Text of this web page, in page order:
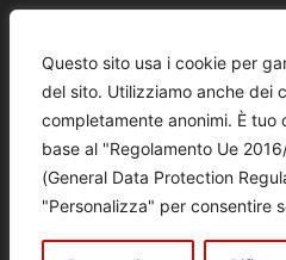
Questo sito usa i cookie per
del sito. Utilizziamo anche dei
completamente anonimi. È tuo
base al "Regolamento Ue
(General Data Protection
"Personalizza" per consentire
CONTATTI
REDAZIONE
redazione@quattromorinews.it
COMMERCIALE